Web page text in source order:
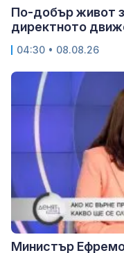
По-добър живот
директното
04:30 • 08.08.26
Министър